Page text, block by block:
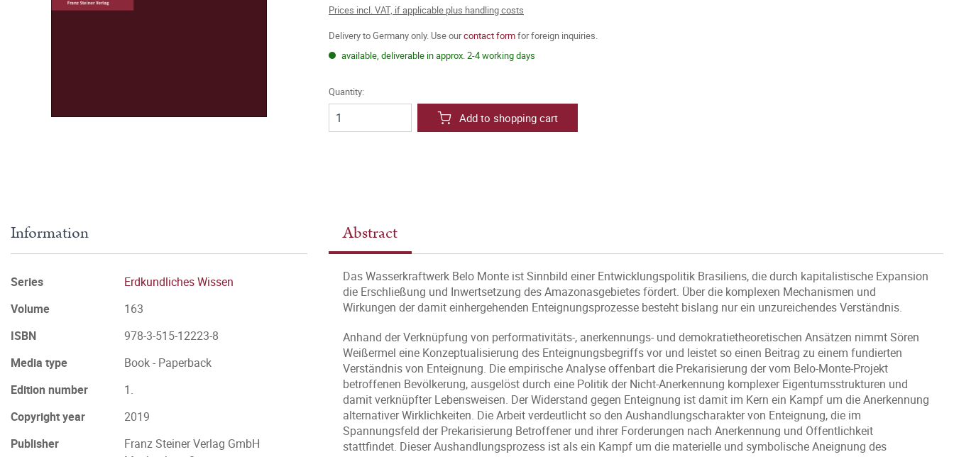
Prices incl. VAT, if applicable plus handling costs
Delivery to Germany only. Use ourcontact formfor foreign inquiries.
available, deliverable in approx. 2-4 working days
Quantity:
Add to shopping cart
Abstract
Das Wasserkraftwerk Belo Monte ist Sinnbild einer Entwicklungspolitik Brasiliens, die durch kapitalistische Expansion
die Erschließung und Inwertsetzung des Amazonasgebietes fördert. Über die komplexen Mechanismen und
Wirkungen der damit einhergehenden Enteignungsprozesse besteht bislang nur ein unzureichendes Verständnis.
Anhand der Verknüpfung von performativitäts-, anerkennungs- und demokratietheoretischen Ansätzen nimmt Sören
Weißermel eine Konzeptualisierung des Enteignungsbegriffs vor und leistet so einen Beitrag zu einem fundierten
Verständnis von Enteignung. Die empirische Analyse offenbart die Prekarisierung der vom Belo-Monte-Projekt
betroffenen Bevölkerung, ausgelöst durch eine Politik der Nicht-Anerkennung komplexer Eigentumsstrukturen und
damit verknüpfter Lebensweisen. Der Widerstand gegen Enteignung ist damit im Kern ein Kampf um die Anerkennung
alternativer Wirklichkeiten. Die Arbeit verdeutlicht so den Aushandlungscharakter von Enteignung, die im
Spannungsfeld der Prekarisierung Betroffener und ihrer Forderungen nach Anerkennung und Öffentlichkeit
stattfindet. Dieser Aushandlungsprozess ist als ein Kampf um die materielle und symbolische Aneignung des
Information
Series
Erdkundliches Wissen
Volume
163
ISBN
978-3-515-12223-8
Media type
Book - Paperback
Edition number
1.
Copyright year
2019
Publisher
Franz Steiner Verlag GmbH